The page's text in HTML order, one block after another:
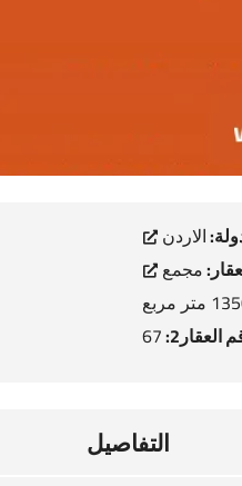
الاردن
مجمع
مربع
العقار2: 67
التفاصيل